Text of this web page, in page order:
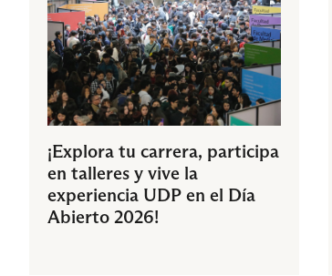
¡Explora tu carrera, participa
en talleres y vive la
experiencia UDP en el Día
Abierto 2026!